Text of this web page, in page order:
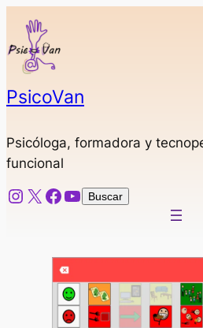
Saltar
contenido
PsicoVan
Psicóloga, formadora y
funcional
Instagram
X Facebook
YouTube
Buscar
Buscar